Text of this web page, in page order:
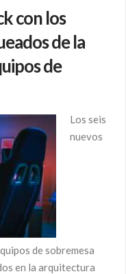
con los
de la
de
Los seis
nuevos
de sobremesa
en la arquitectura